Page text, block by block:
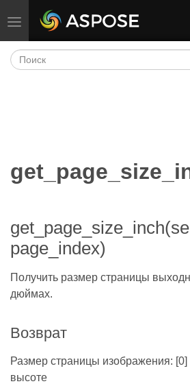
Переключить навигацию
page_index)
Получить размер страницы
дюймах.
Возврат
Размер страницы изображения:
высоте